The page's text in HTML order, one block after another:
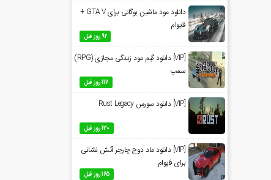
دانلود مود ماشین بوگاتی برای GTA V +
فایوام
92 روز قبل
[VIP] دانلود گیم مود زندگی مجازی (RPG)
سمپ
117 روز قبل
[VIP] دانلود سورس Rust Legacy
130 روز قبل
[VIP] دانلود ماد دوج چارجر آتش نشانی
برای فایوام
165 روز قبل